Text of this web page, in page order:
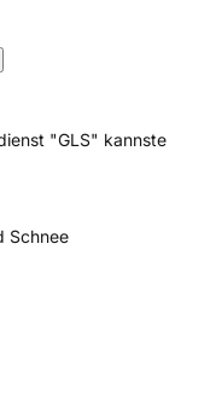
"GLS" kannste
Schnee